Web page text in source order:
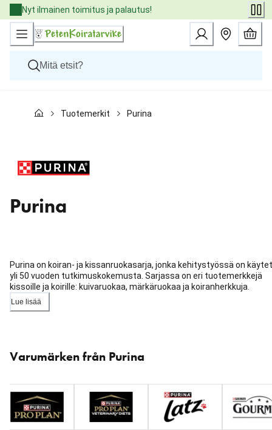
Skip
to
Content
Nyt ilmainen toimitus ja palautus!
Kissat
Uutuudet
Tarjoukset
Tuotemerkit Purina
Purina
Purina on koiran- ja kissanruokasarja, jonka kehitystyössä on
yli 50 vuoden tutkimuskokemusta. Sarjassa on eri tuotemerkkejä
kissoille ja koirille: kuivaruokaa, märkäruokaa ja koiranherkkuja.
Lue lisää
Varumärken från Purina
karuselli
: Tuotemerkit